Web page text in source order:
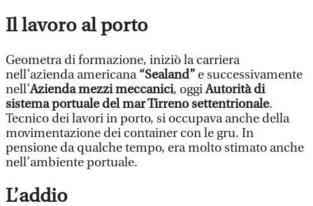
Il lavoro al porto
Geometra di formazione, iniziò la carriera
nell’azienda americana“Sealand” e successivamente
nell’Azienda mezzi meccanici, oggiAutorità di
sistema portuale del mar Tirreno settentrionale.
Tecnico dei lavori in porto, si occupava anche della
movimentazione dei container con le gru. In
pensione da qualche tempo, era molto stimato anche
nell’ambiente portuale.
L’addio